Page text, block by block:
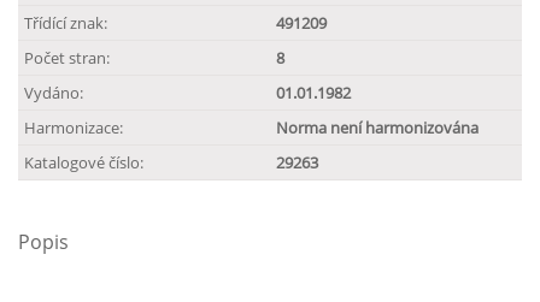
Třídící znak:
491209
Počet stran:
8
Vydáno:
01.01.1982
Harmonizace:
Norma není harmonizována
Katalogové číslo:
29263
Popis